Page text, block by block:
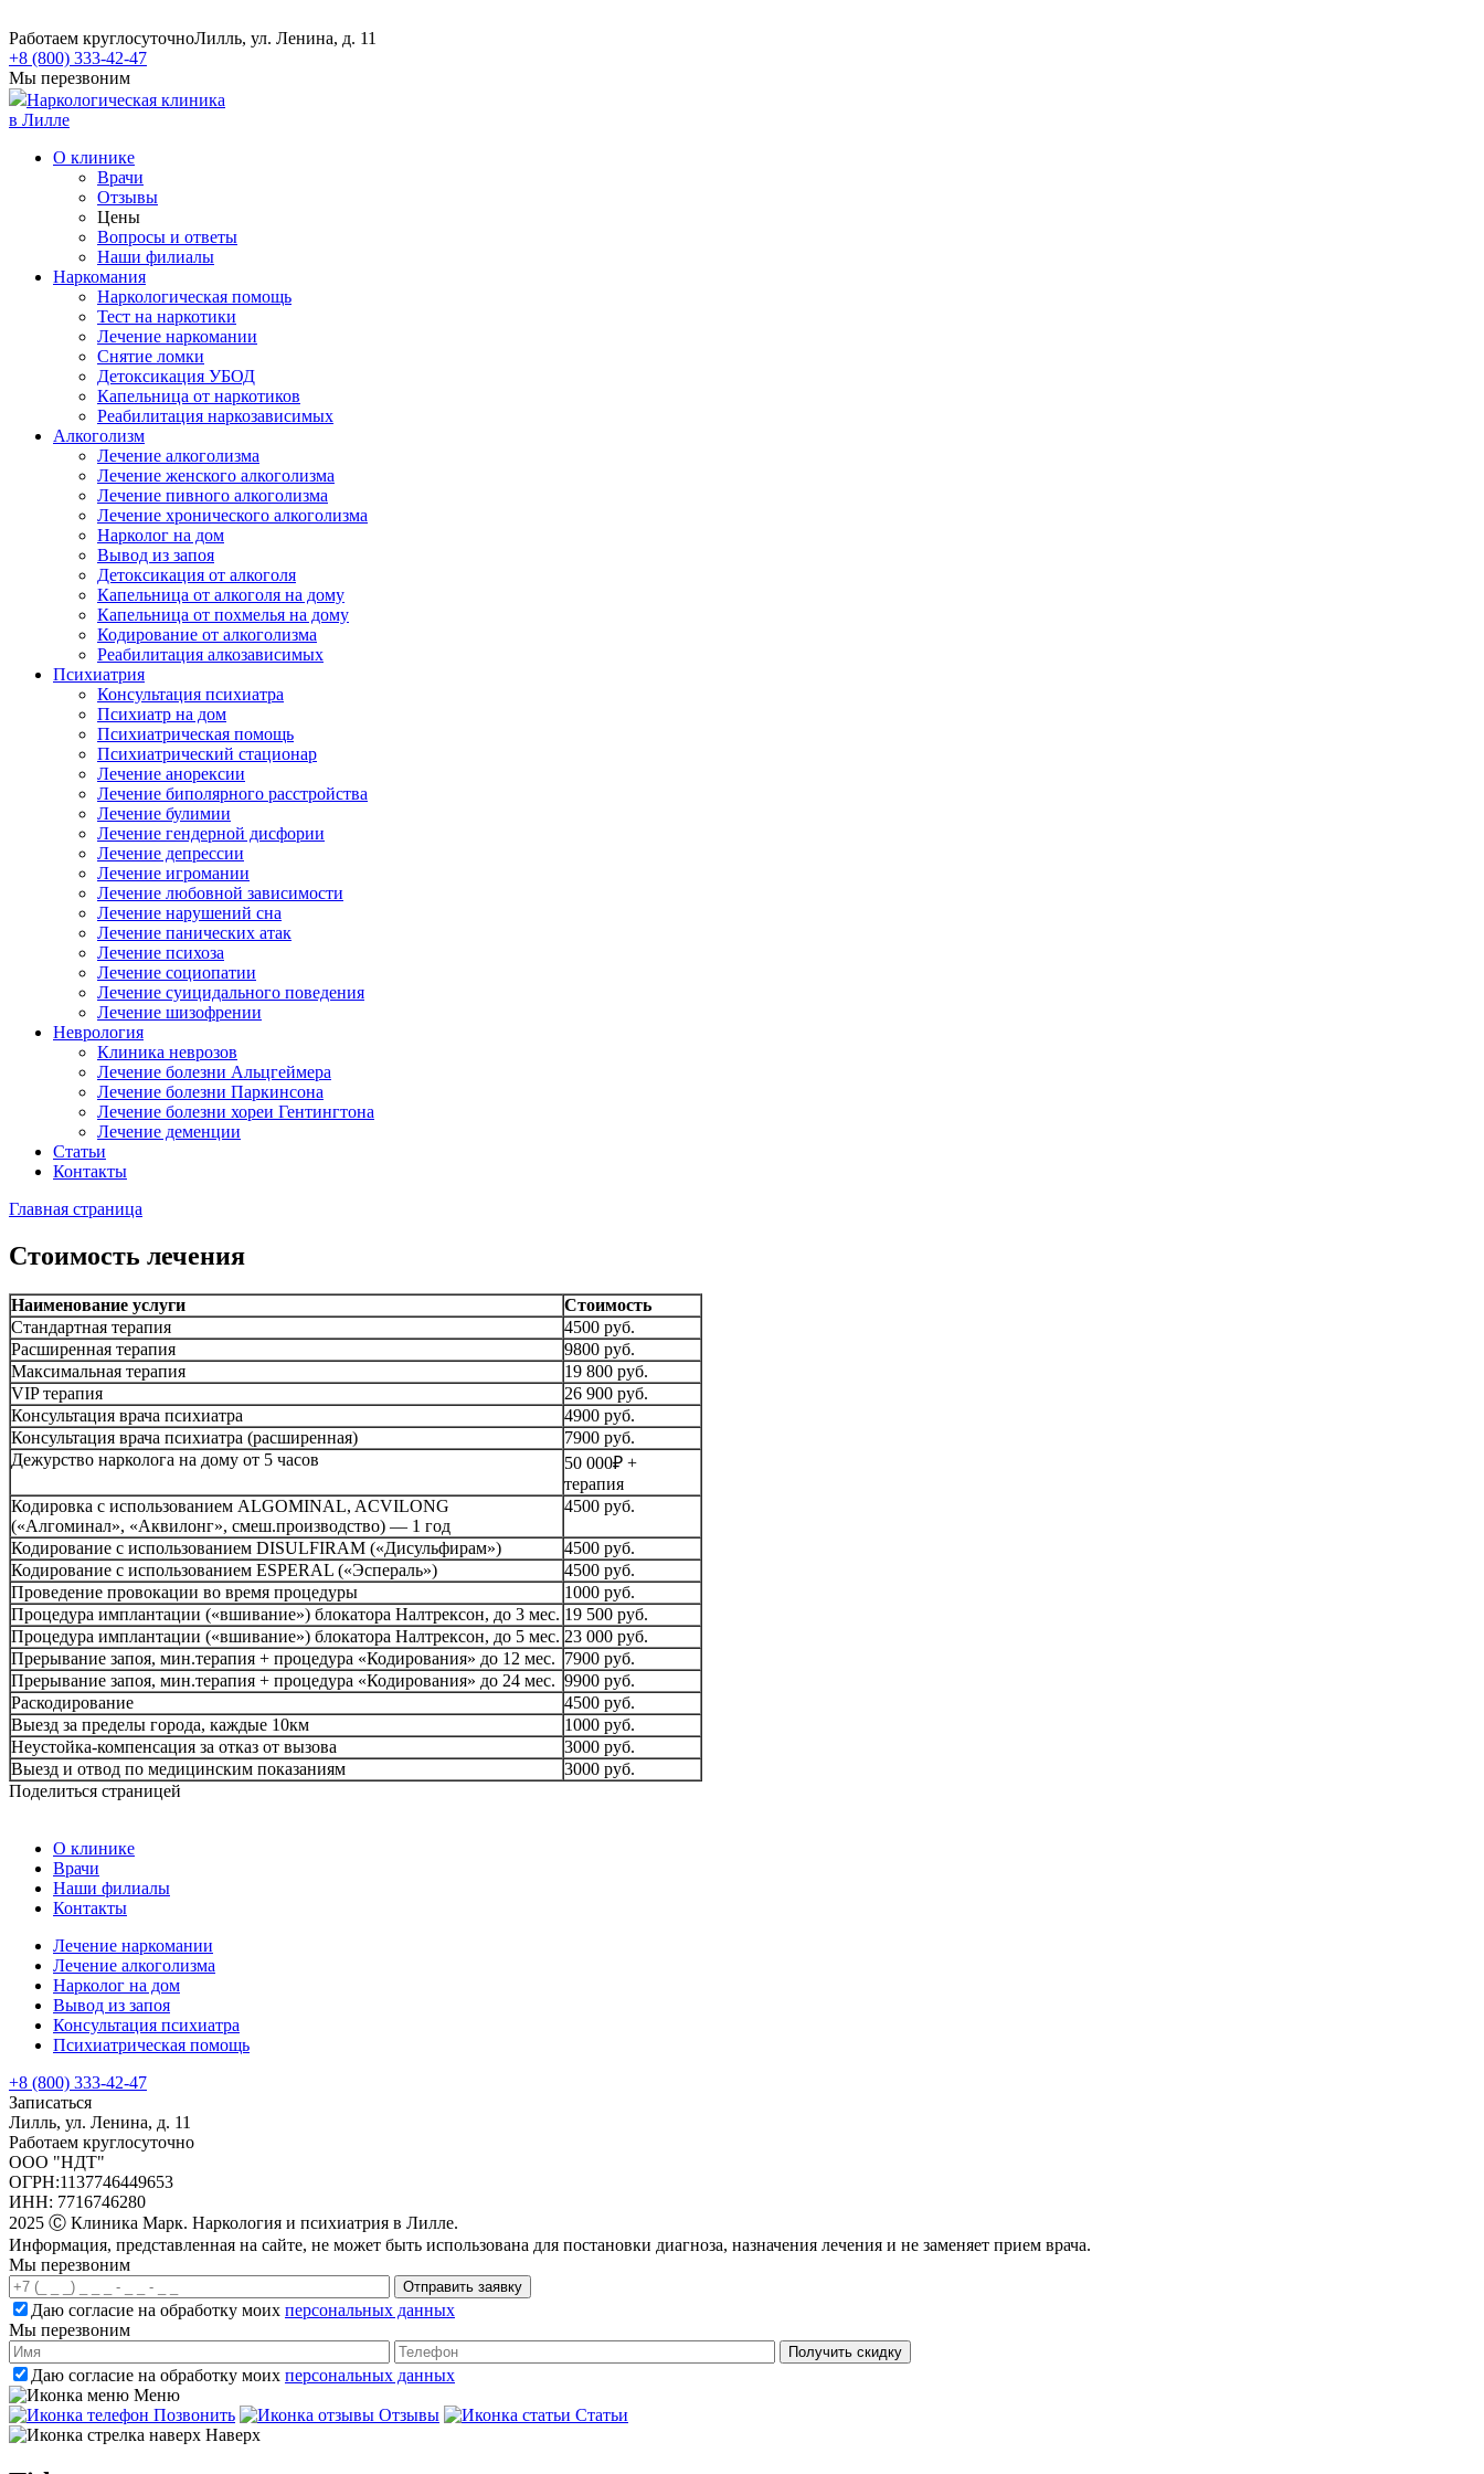
Работаем круглосуточноЛилль, ул. Ленина, д. 11
+8 (800) 333-42-47
Мы перезвоним
Наркологическая клиника
в Лилле
О клинике
Врачи
Отзывы
Цены
Вопросы и ответы
Наши филиалы
Наркомания
Наркологическая помощь
Тест на наркотики
Лечение наркомании
Снятие ломки
​​Детоксикация УБОД
Капельница от наркотиков
Реабилитация наркозависимых
Алкоголизм
Лечение алкоголизма
Лечение женского алкоголизма
Лечение пивного алкоголизма
Лечение хронического алкоголизма
Нарколог на дом
Вывод из запоя
Детоксикация от алкоголя
Капельница от алкоголя на дому
Капельница от похмелья на дому
Кодирование от алкоголизма
Реабилитация алкозависимых
Психиатрия
Консультация психиатра
Психиатр на дом
Психиатрическая помощь
Психиатрический стационар
Лечение анорексии
Лечение биполярного расстройства
Лечение булимии
Лечение гендерной дисфории
Лечение депрессии
Лечение игромании
Лечение любовной зависимости
Лечение нарушений сна
Лечение панических атак
Лечение психоза
Лечение социопатии
Лечение суицидального поведения
Лечение шизофрении
Неврология
Клиника неврозов
Лечение болезни Альцгеймера
Лечение болезни Паркинсона
Лечение болезни хореи Гентингтона
Лечение деменции
Статьи
Контакты
Главная страница
Стоимость лечения
Наименование услуги
Стоимость
Стандартная терапия
4500 руб.
Расширенная терапия
9800 руб.
Максимальная терапия
19 800 руб.
VIP терапия
26 900 руб.
Консультация врача психиатра
4900 руб.
Консультация врача психиатра (расширенная)
7900 руб.
Дежурство нарколога на дому от 5 часов
50 000₽ +
терапия
Кодировка с использованием ALGOMINAL, ACVILONG
(«Алгоминал», «Аквилонг», смеш.производство) — 1 год
4500 руб.
Кодирование с использованием DISULFIRAM («Дисульфирам»)
4500 руб.
Кодирование с использованием ESPERAL («Эспераль»)
4500 руб.
Проведение провокации во время процедуры
1000 руб.
Процедура имплантации («вшивание») блокатора Налтрексон, до 3 мес. 19 500 руб.
Процедура имплантации («вшивание») блокатора Налтрексон, до 5 мес. 23 000 руб.
Прерывание запоя, мин.терапия + процедура «Кодирования» до 12 мес. 7900 руб.
Прерывание запоя, мин.терапия + процедура «Кодирования» до 24 мес. 9900 руб.
Раскодирование
4500 руб.
Выезд за пределы города, каждые 10км
1000 руб.
Неустойка-компенсация за отказ от вызова
3000 руб.
Выезд и отвод по медицинским показаниям
3000 руб.
Поделиться страницей
О клинике
Врачи
Наши филиалы
Контакты
Лечение наркомании
Лечение алкоголизма
Нарколог на дом
Вывод из запоя
Консультация психиатра
Психиатрическая помощь
+8 (800) 333-42-47
Записаться
Лилль, ул. Ленина, д. 11
Работаем круглосуточно
ООО "НДТ"
ОГРН:1137746449653
ИНН: 7716746280
2025 Ⓒ Клиника Марк. Наркология и психиатрия в Лилле.
Информация, представленная на сайте, не может быть использована для постановки диагноза, назначения лечения и не заменяет прием врача.
Мы перезвоним
Отправить заявку
Даю согласие на обработку моих персональных данных
Мы перезвоним
Получить скидку
Даю согласие на обработку моих персональных данных
Меню
Позвонить
Отзывы
Статьи
Наверх